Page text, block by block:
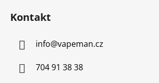
Kontakt
info@vapeman.cz
704 91 38 38